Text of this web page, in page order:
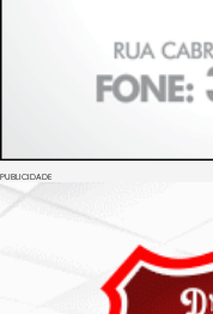
PUBLICIDADE